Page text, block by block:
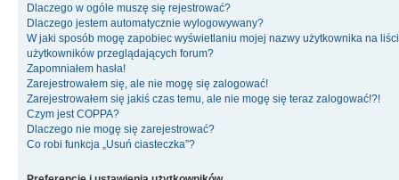
Dlaczego w ogóle muszę się rejestrować?
Dlaczego jestem automatycznie wylogowywany?
W jaki sposób mogę zapobiec wyświetlaniu mojej nazwy użytkownika na
użytkowników przeglądających forum?
Zapomniałem hasła!
Zarejestrowałem się, ale nie mogę się zalogować!
Zarejestrowałem się jakiś czas temu, ale nie mogę się teraz zalogować!?!
Czym jest COPPA?
Dlaczego nie mogę się zarejestrować?
Co robi funkcja „Usuń ciasteczka”?